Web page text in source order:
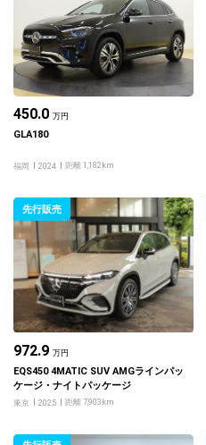
450.0 万円
GLA180
福岡 2024 距離 1,182km
先行販売
972.9 万円
EQS450 4MATIC SUV AMGラインパッ
ケージ・ナイトパッケージ
東京 2025 距離 7,903km